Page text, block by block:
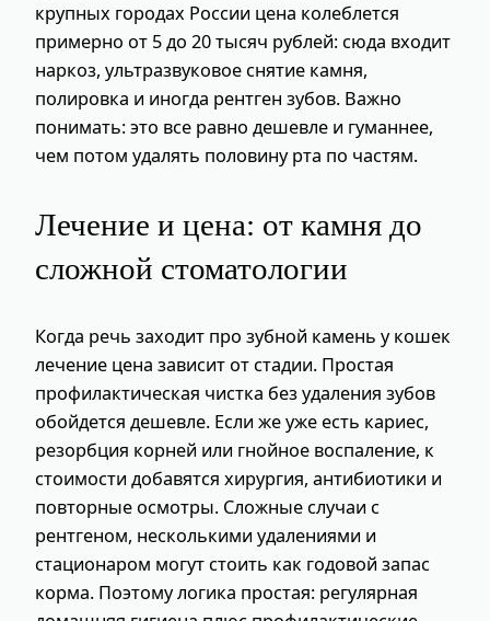
крупных городах России цена колеблется
примерно от 5 до 20 тысяч рублей: сюда входит
наркоз, ультразвуковое снятие камня,
полировка и иногда рентген зубов. Важно
понимать: это все равно дешевле и гуманнее,
чем потом удалять половину рта по частям.
Лечение и цена: от камня до
сложной стоматологии
Когда речь заходит про зубной камень у кошек
лечение цена зависит от стадии. Простая
профилактическая чистка без удаления зубов
обойдется дешевле. Если же уже есть кариес,
резорбция корней или гнойное воспаление, к
стоимости добавятся хирургия, антибиотики и
повторные осмотры. Сложные случаи с
рентгеном, несколькими удалениями и
стационаром могут стоить как годовой запас
корма. Поэтому логика простая: регулярная